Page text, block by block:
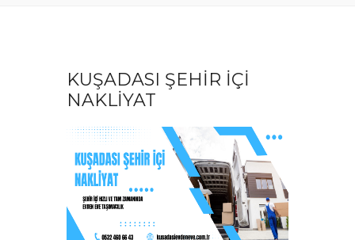
KUŞADASI ŞEHİR İÇİ
NAKLİYAT